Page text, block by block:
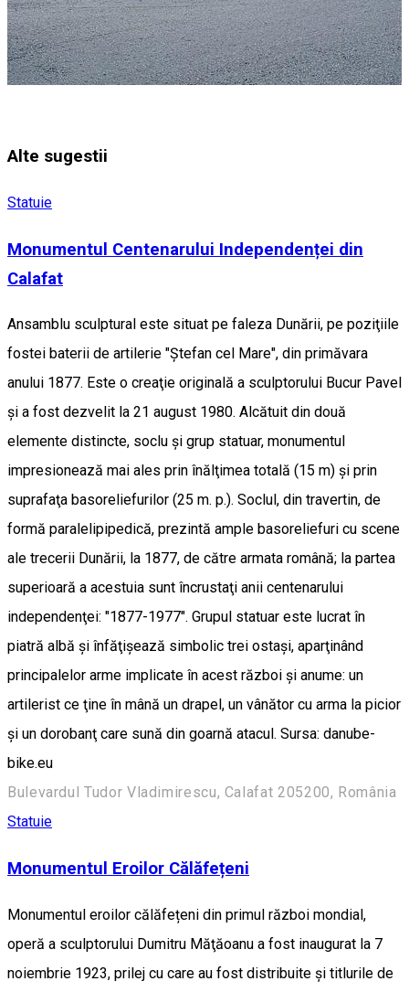
Alte sugestii
Statuie
Monumentul Centenarului Independenței din
Calafat
Ansamblu sculptural este situat pe faleza Dunării, pe poziţiile
fostei baterii de artilerie "Ştefan cel Mare", din primăvara
anului 1877. Este o creaţie originală a sculptorului Bucur Pavel
şi a fost dezvelit la 21 august 1980. Alcătuit din două
elemente distincte, soclu şi grup statuar, monumentul
impresionează mai ales prin înălţimea totală (15 m) şi prin
suprafaţa basoreliefurilor (25 m. p.). Soclul, din travertin, de
formă paralelipipedică, prezintă ample basoreliefuri cu scene
ale trecerii Dunării, la 1877, de către armata română; la partea
superioară a acestuia sunt încrustaţi anii centenarului
independenţei: "1877-1977". Grupul statuar este lucrat în
piatră albă şi înfăţişează simbolic trei ostaşi, aparţinând
principalelor arme implicate în acest război şi anume: un
artilerist ce ţine în mână un drapel, un vânător cu arma la picior
şi un dorobanţ care sună din goarnă atacul. Sursa: danube-
bike.eu
Bulevardul Tudor Vladimirescu, Calafat 205200, România
Statuie
Monumentul Eroilor Călăfețeni
Monumentul eroilor călăfețeni din primul război mondial,
operă a sculptorului Dumitru Măţăoanu a fost inaugurat la 7
noiembrie 1923, prilej cu care au fost distribuite şi titlurile de